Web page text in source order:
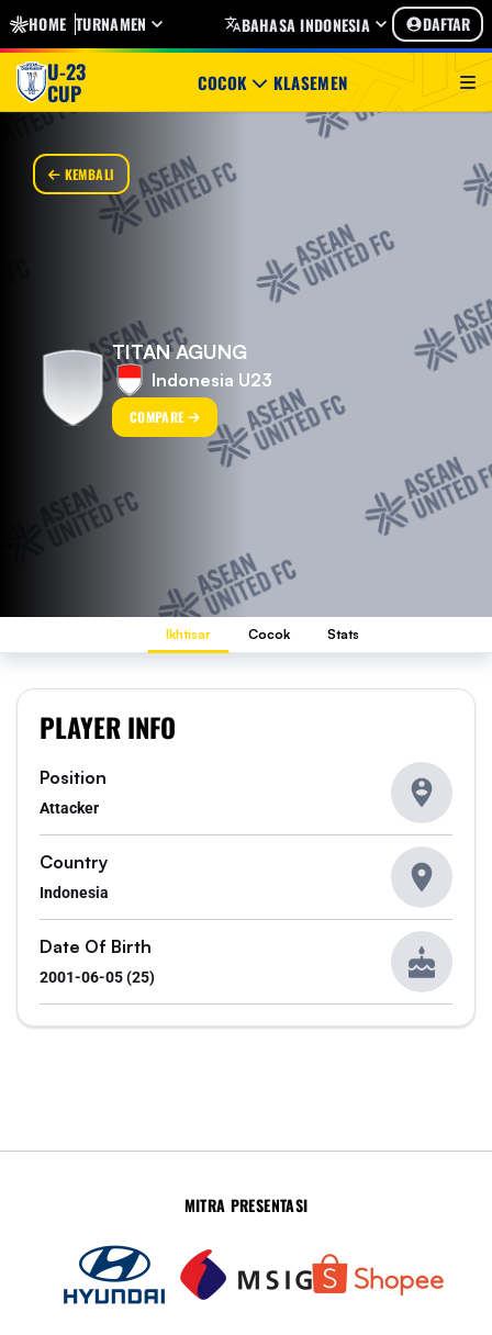
HOME TURNAMEN BAHASA INDONESIA DAFTAR
U-23
CUP COCOK KLASEMEN
KEMBALI
TITAN AGUNG
Indonesia U23
COMPARE
Ikhtisar Cocok Stats
PLAYER INFO
Position
Attacker
Country
Indonesia
Date Of Birth
2001-06-05 (25)
MITRA PRESENTASI